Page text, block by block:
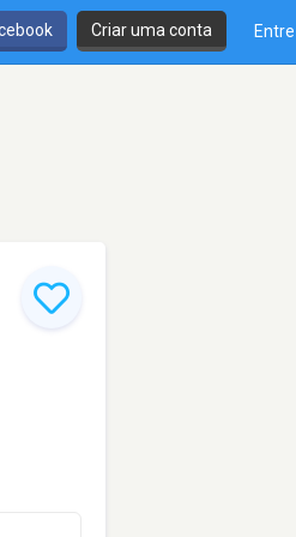
Criar uma conta Entre